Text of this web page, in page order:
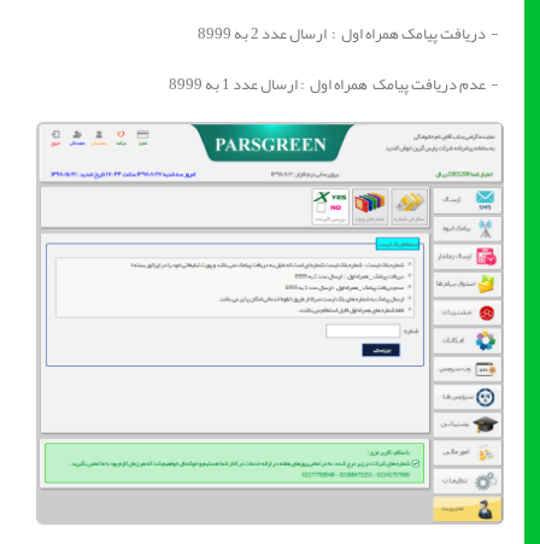
- دریافت پیامک همراه اول : ارسال عدد 2 به 8999
- عدم دریافت پیامک همراه اول : ارسال عدد 1 به 8999